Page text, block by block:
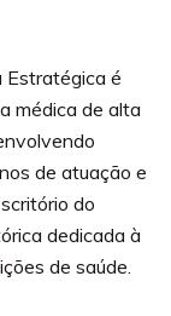
Estratégica é
médica de alta
de atuação e
do
dedicada à
de saúde.